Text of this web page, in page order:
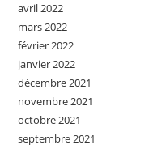
avril 2022
mars 2022
février 2022
janvier 2022
décembre 2021
novembre 2021
octobre 2021
septembre 2021